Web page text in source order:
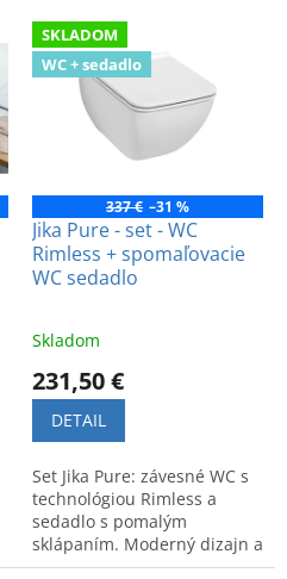
SKLADOM
WC + sedadlo
337 € –31 %
Jika Pure - set - WC
Rimless + spomaľovacie
WC sedadlo
Skladom
231,50 €
DETAIL
Set Jika Pure: závesné WC s
technológiou Rimless a
sedadlo s pomalým
sklápaním. Moderný dizajn a
vysoký komfort pre kúpeľňu